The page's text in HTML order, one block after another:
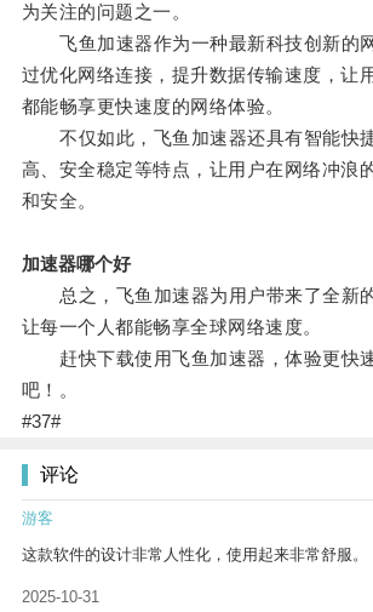
为关注的问题之一。
飞鱼加速器作为一种最新科技创新的
过优化网络连接，提升数据传输速度，让
都能畅享更快速度的网络体验。
不仅如此，飞鱼加速器还具有智能快
高、安全稳定等特点，让用户在网络冲浪
和安全。
加速器哪个好
总之，飞鱼加速器为用户带来了全新的
让每一个人都能畅享全球网络速度。
赶快下载使用飞鱼加速器，体验更快
吧！。
#37#
评论
游客
这款软件的设计非常人性化，使用起来非常舒服。
2025-10-31